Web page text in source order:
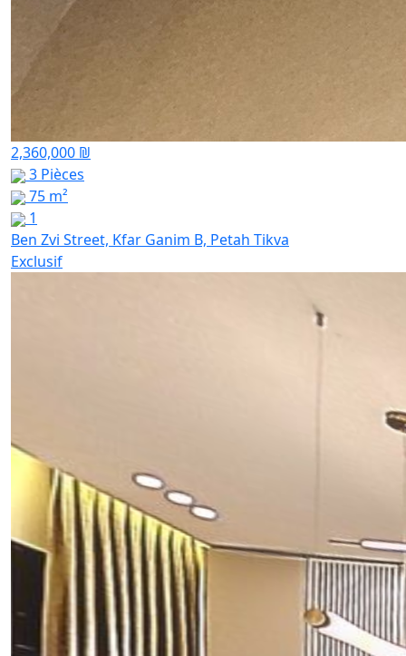
2,360,000 ₪
3 Pièces
75 m²
1
Ben Zvi Street, Kfar Ganim B, Petah Tikva
Exclusif